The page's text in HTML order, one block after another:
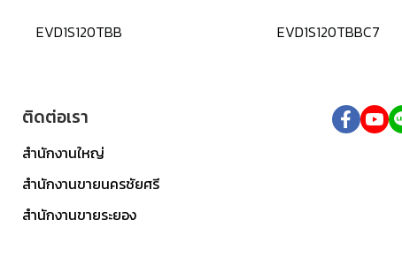
EVD1S120TBB EVD1S120TBBC7
ติดต่อเรา
สำนักงานใหญ่
สำนักงานขายนครชัยศรี
สำนักงานขายระยอง